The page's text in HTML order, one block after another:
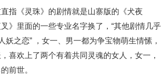
指《灵珠》的剧情就是山寨版的《犬夜
》里面的一些专业名字换了，“其他剧情几乎
之恋” ，女一、男一都为争宝物萌生情愫，
喜欢上了两个有着共同灵魂的女人，女一，
前世。